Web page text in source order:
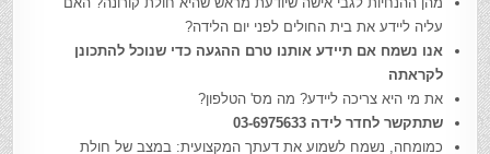
עליה ליידע את בית החולים לפני יום הלידה?
אנו נשמח אם תיידע אותנו טרם ההגעה כדי שנוכל להתכונן
לקראתה
את מי היא צריכה ליידע? מה מס' הטלפון?
שתתקשר לחדר לידה 03-6975633
כמומחה, נשמח לשמוע את דעתך המקצועית: במצב של חולת